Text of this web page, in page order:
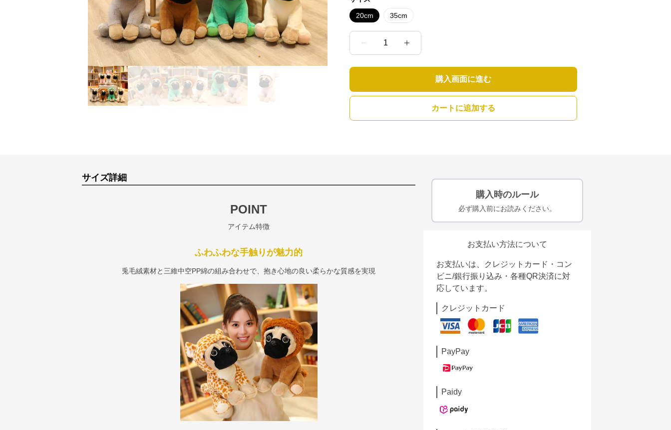
20cm 35cm
1
購入画面に進む
カートに追加する
サイズ詳細
POINT
アイテム特徴
ふわふわな手触りが魅力的
兎毛絨素材と三維中空PP綿の組み合わせで、抱き心地の良い柔らかな質感を実現
購入時のルール
必ず購入前にお読みください。
お支払い方法について
お支払いは、クレジットカード・コン
ビニ/銀行振り込み・各種QR決済に対
応しています。
クレジットカード
PayPay
Paidy